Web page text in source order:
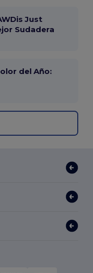
Just
Sudadera
del Año: